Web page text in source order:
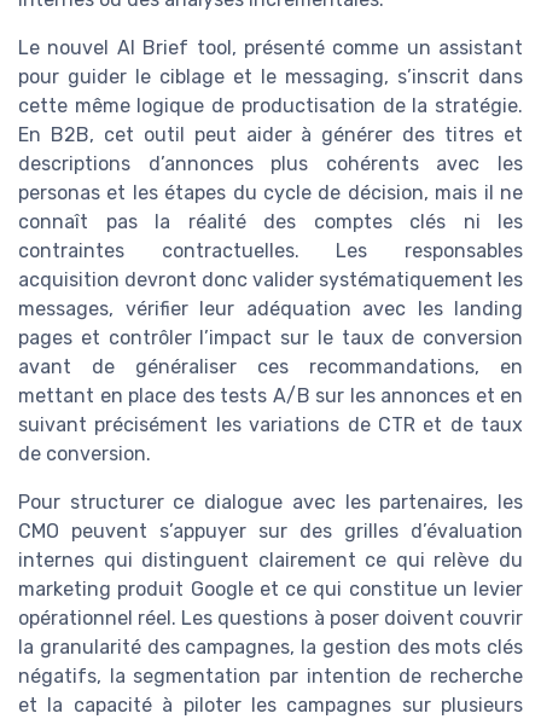
Le nouvel AI Brief tool, présenté comme un assistant
pour guider le ciblage et le messaging, s’inscrit dans
cette même logique de productisation de la stratégie.
En B2B, cet outil peut aider à générer des titres et
descriptions d’annonces plus cohérents avec les
personas et les étapes du cycle de décision, mais il ne
connaît pas la réalité des comptes clés ni les
contraintes contractuelles. Les responsables
acquisition devront donc valider systématiquement les
messages, vérifier leur adéquation avec les landing
pages et contrôler l’impact sur le taux de conversion
avant de généraliser ces recommandations, en
mettant en place des tests A/B sur les annonces et en
suivant précisément les variations de CTR et de taux
de conversion.
Pour structurer ce dialogue avec les partenaires, les
CMO peuvent s’appuyer sur des grilles d’évaluation
internes qui distinguent clairement ce qui relève du
marketing produit Google et ce qui constitue un levier
opérationnel réel. Les questions à poser doivent couvrir
la granularité des campagnes, la gestion des mots clés
négatifs, la segmentation par intention de recherche
et la capacité à piloter les campagnes sur plusieurs